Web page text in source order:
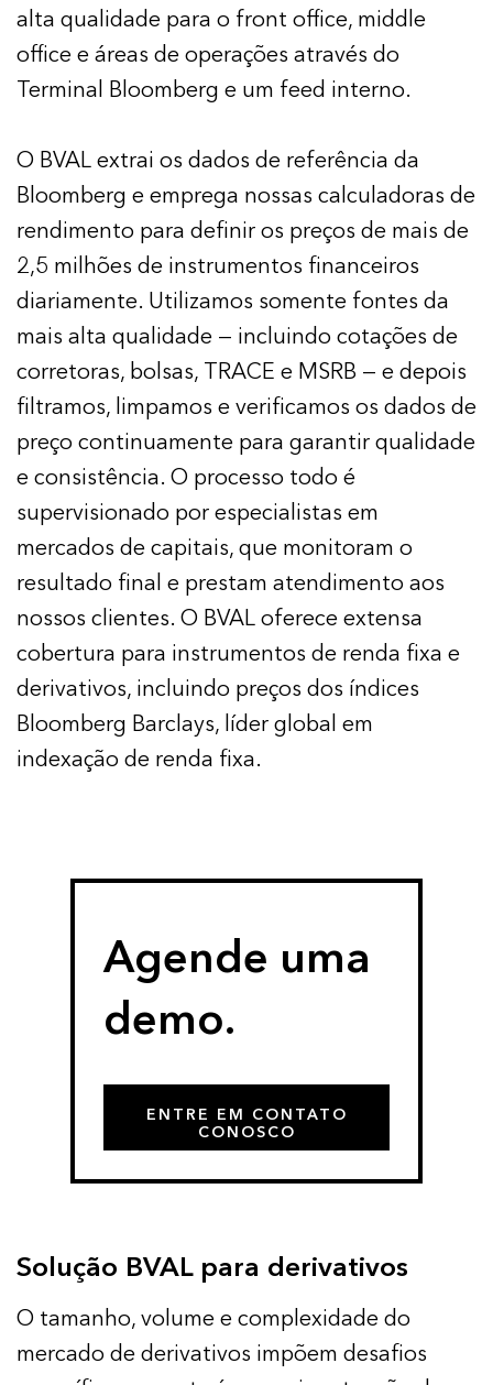
alta qualidade para o front office, middle
office e áreas de operações através do
Terminal Bloomberg e um feed interno.
O BVAL extrai os dados de referência da
Bloomberg e emprega nossas calculadoras de
rendimento para definir os preços de mais de
2,5 milhões de instrumentos financeiros
diariamente. Utilizamos somente fontes da
mais alta qualidade — incluindo cotações de
corretoras, bolsas, TRACE e MSRB — e depois
filtramos, limpamos e verificamos os dados de
preço continuamente para garantir qualidade
e consistência. O processo todo é
supervisionado por especialistas em
mercados de capitais, que monitoram o
resultado final e prestam atendimento aos
nossos clientes. O BVAL oferece extensa
cobertura para instrumentos de renda fixa e
derivativos, incluindo preços dos índices
Bloomberg Barclays, líder global em
indexação de renda fixa.
Agende uma
demo.
ENTRE EM CONTATO
CONOSCO
Solução BVAL para derivativos
O tamanho, volume e complexidade do
mercado de derivativos impõem desafios